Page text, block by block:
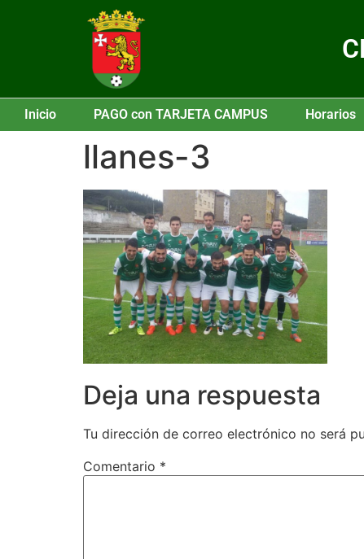
Inicio PAGO con TARJETA CAMPUS Horarios
llanes-3
Deja una respuesta
Tu dirección de correo electrónico no será
Comentario *